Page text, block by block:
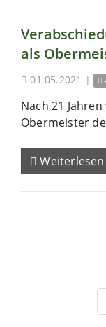
als
01.05.2021 |
Nach 21
Obermeister
Weiterlesen